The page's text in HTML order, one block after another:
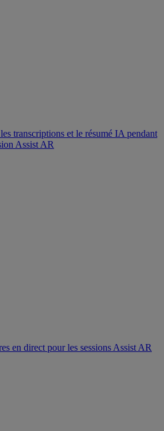
transcriptions et le résumé IA pendant
Assist AR
en direct pour les sessions Assist AR